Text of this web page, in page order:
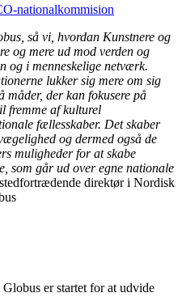
nationalkommision
så vi, hvordan Kunstnere og
og mere ud mod verden og
og i menneskelige netværk.
lukker sig mere om sig
måder, der kan fokusere på
fremme af kulturel
fællesskaber. Det skaber
og dermed også de
muligheder for at skabe
som går ud over egne nationale
direktør i Nordisk
er startet for at udvide